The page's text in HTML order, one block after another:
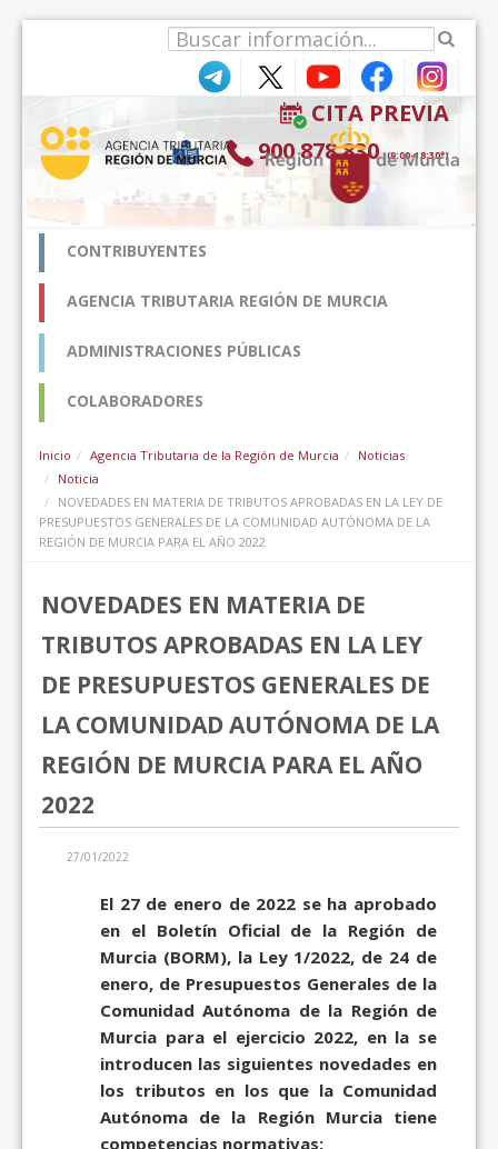
CITA PREVIA
900 878 830 (9:00-18:30*)
CONTRIBUYENTES
AGENCIA TRIBUTARIA REGIÓN DE MURCIA
ADMINISTRACIONES PÚBLICAS
COLABORADORES
Inicio Agencia Tributaria de la Región de Murcia
Noticias
Noticia
NOVEDADES EN MATERIA DE TRIBUTOS APROBADAS EN LA LEY DE
PRESUPUESTOS GENERALES DE LA COMUNIDAD AUTÓNOMA DE LA
REGIÓN DE MURCIA PARA EL AÑO 2022
NOVEDADES EN MATERIA DE
TRIBUTOS APROBADAS EN LA LEY
DE PRESUPUESTOS GENERALES DE
LA COMUNIDAD AUTÓNOMA DE LA
REGIÓN DE MURCIA PARA EL AÑO
2022
27/01/2022
El 27 de enero de 2022 se ha aprobado
en el Boletín Oficial de la Región de
Murcia (BORM), la Ley 1/2022, de 24 de
enero, de Presupuestos Generales de la
Comunidad Autónoma de la Región de
Murcia para el ejercicio 2022, en la se
introducen las siguientes novedades en
los tributos en los que la Comunidad
Autónoma de la Región Murcia tiene
competencias normativas: